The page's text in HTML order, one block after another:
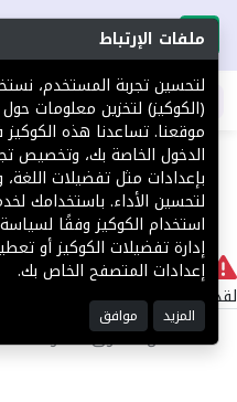
تحميل التطبيق
لا يوجد
لقد حدث خطأ داخلي أثناء معالجة
©2025 كل الحقوق محفوظة منصة توور
ملفات الإرتباط
لتحسين تجربة المستخدم،
(الكوكيز) لتخزين معلومات
موقعنا. تساعدنا هذه
الدخول الخاصة بك، وتخصيص
بإعدادات مثل تفضيلات
لتحسين الأداء. باستخدامك
استخدام الكوكيز وفقًا
إدارة تفضيلات الكوكيز أو
إعدادات المتصفح الخاص بك.
المزيد موافق